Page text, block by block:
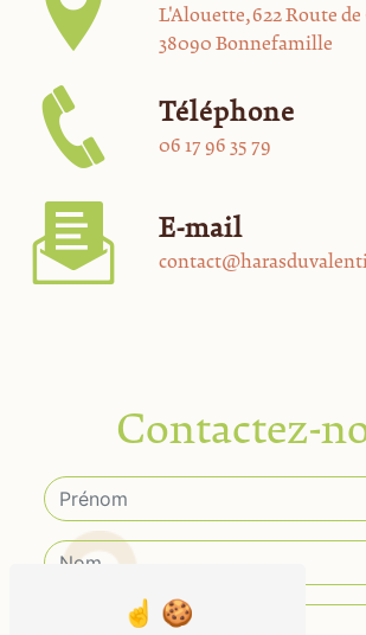
L'Alouette, 622 Route
38090 Bonnefamille
Téléphone
06 17 96 35 79
E-mail
Contactez-